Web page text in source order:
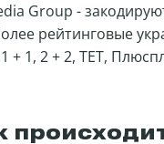
Group -
рейтинговые
+ 1, 2 + 2, ТЕТ,